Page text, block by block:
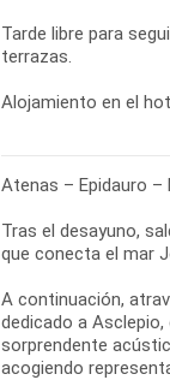
Tarde libre para
terrazas.
Alojamiento en el
Atenas – Epidauro –
Tras el desayuno,
que conecta el mar
A continuación,
dedicado a
sorprendente
acogiendo